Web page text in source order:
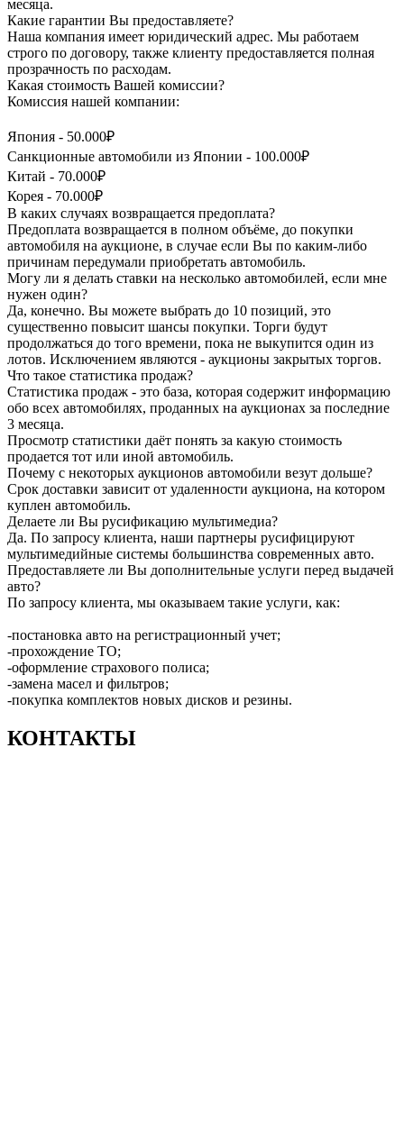
месяца.
Какие гарантии Вы предоставляете?
Наша компания имеет юридический адрес. Мы работаем
строго по договору, также клиенту предоставляется полная
прозрачность по расходам.
Какая стоимость Вашей комиссии?
Комиссия нашей компании:
Япония - 50.000₽
Санкционные автомобили из Японии - 100.000₽
Китай - 70.000₽
Корея - 70.000₽
В каких случаях возвращается предоплата?
Предоплата возвращается в полном объёме, до покупки
автомобиля на аукционе, в случае если Вы по каким-либо
причинам передумали приобретать автомобиль.
Могу ли я делать ставки на несколько автомобилей, если мне
нужен один?
Да, конечно. Вы можете выбрать до 10 позиций, это
существенно повысит шансы покупки. Торги будут
продолжаться до того времени, пока не выкупится один из
лотов. Исключением являются - аукционы закрытых торгов.
Что такое статистика продаж?
Статистика продаж - это база, которая содержит информацию
обо всех автомобилях, проданных на аукционах за последние
3 месяца.
Просмотр статистики даёт понять за какую стоимость
продается тот или иной автомобиль.
Почему с некоторых аукционов автомобили везут дольше?
Срок доставки зависит от удаленности аукциона, на котором
куплен автомобиль.
Делаете ли Вы русификацию мультимедиа?
Да. По запросу клиента, наши партнеры русифицируют
мультимедийные системы большинства современных авто.
Предоставляете ли Вы дополнительные услуги перед выдачей
авто?
По запросу клиента, мы оказываем такие услуги, как:
-постановка авто на регистрационный учет;
-прохождение ТО;
-оформление страхового полиса;
-замена масел и фильтров;
-покупка комплектов новых дисков и резины.
КОНТАКТЫ